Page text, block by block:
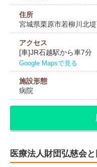
住所
宮城県栗原市若柳川北
アクセス
[車]JR石越駅から車7分
Google Mapsで見る
施設形態
病院
医療法人財団弘慈会